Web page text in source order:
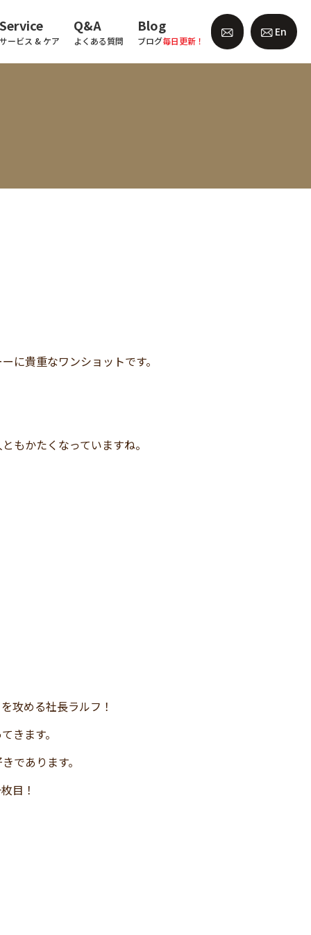
Service
サービス & ケア
Q&A
よくある質問
Blog
ブログ毎日更新！
En
に貴重なワンショットです。
もかたくなっていますね。
攻める社長ラルフ！
きます。
であります。
目！